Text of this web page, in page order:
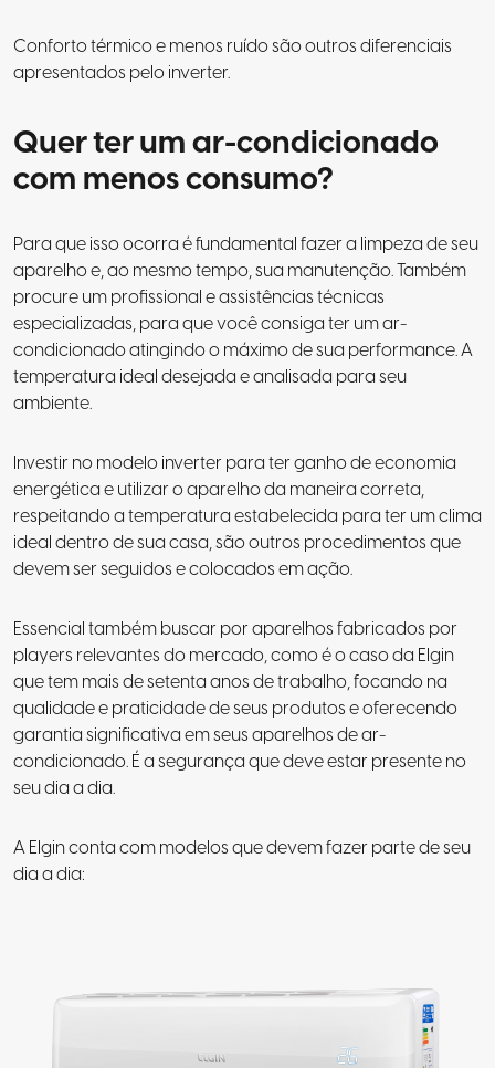
Conforto térmico e menos ruído são outros diferenciais
apresentados pelo inverter.
Quer ter um ar-condicionado
com menos consumo?
Para que isso ocorra é fundamental fazer a limpeza de seu
aparelho e, ao mesmo tempo, sua manutenção.Também
procure um profissional e assistências técnicas
especializadas, para que você consiga ter um ar-
condicionado atingindo o máximo de sua performance. A
temperatura ideal desejada e analisada para seu
ambiente.
Investir no modelo inverter para ter ganho de economia
energéticae utilizar o aparelho da maneira correta,
respeitando a temperatura estabelecida para ter um clima
ideal dentro de sua casa, são outros procedimentos que
devem ser seguidos e colocados em ação.
Essencial também buscar por aparelhos fabricados por
players relevantes do mercado, como é o caso da Elgin
que tem mais de setenta anos de trabalho, focando na
qualidade e praticidade de seus produtos e oferecendo
garantia significativa em seus aparelhos de ar-
condicionado.É a segurança que deve estar presente no
seu dia a dia.
A Elgin conta com modelos que devem fazer parte de seu
dia a dia: